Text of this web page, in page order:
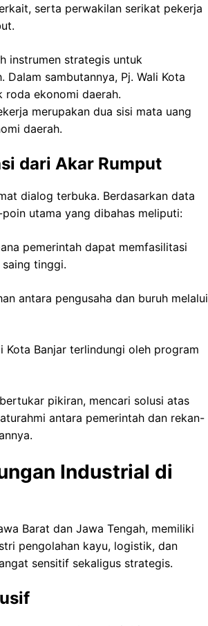
serta perwakilan serikat pekerja
instrumen strategis untuk
sambutannya, Pj. Wali Kota
roda ekonomi daerah.
merupakan dua sisi mata uang
daerah.
dari Akar Rumput
dialog terbuka. Berdasarkan data
utama yang dibahas meliputi:
pemerintah dapat memfasilitasi
tinggi.
antara pengusaha dan buruh melalui
Kota Banjar terlindungi oleh program
pikiran, mencari solusi atas
antara pemerintah dan rekan-
Industrial di
Barat dan Jawa Tengah, memiliki
pengolahan kayu, logistik, dan
sensitif sekaligus strategis.